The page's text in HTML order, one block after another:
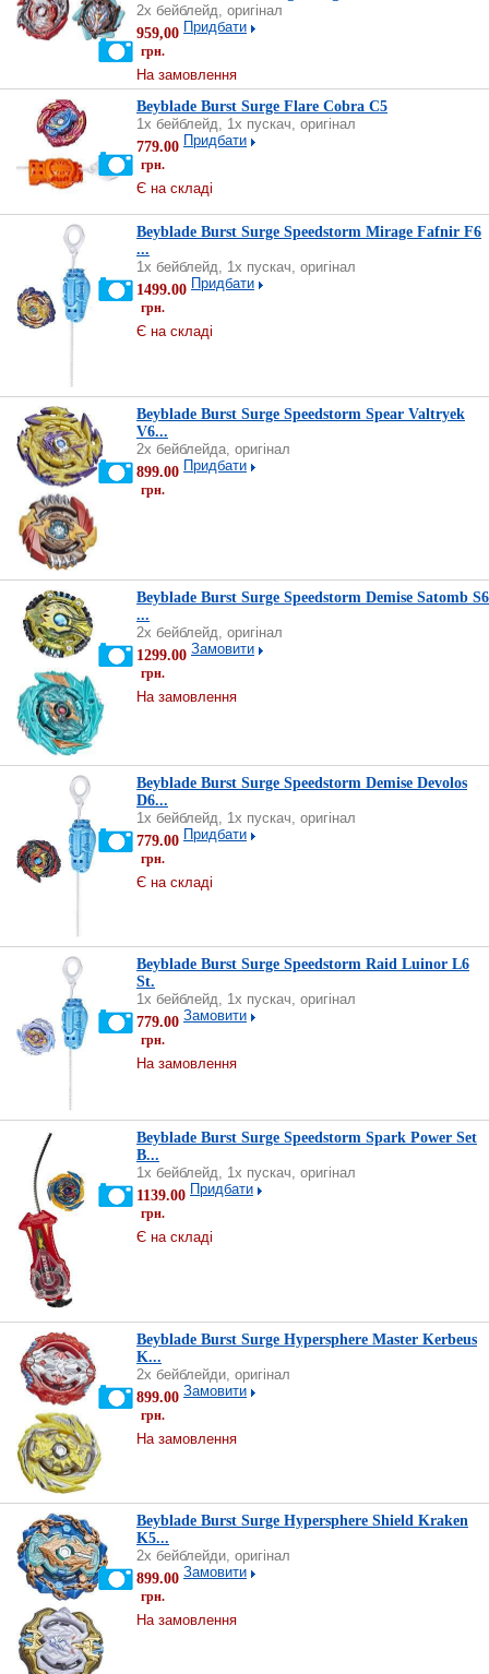
2х бейблейд, оригінал
959,00
грн.
Придбати
На замовлення
Beyblade Burst Surge Flare Cobra C5
1х бейблейд, 1х пускач, оригінал
779.00
грн.
Придбати
Є на складі
Beyblade Burst Surge Speedstorm Mirage Fafnir F6
...
1х бейблейд, 1х пускач, оригінал
1499.00
грн.
Придбати
Є на складі
Beyblade Burst Surge Speedstorm Spear Valtryek
V6...
2х бейблейда, оригінал
899.00
грн.
Придбати
Beyblade Burst Surge Speedstorm Demise Satomb S6
...
2х бейблейд, оригінал
1299.00
грн.
Замовити
На замовлення
Beyblade Burst Surge Speedstorm Demise Devolos
D6...
1х бейблейд, 1х пускач, оригінал
779.00
грн.
Придбати
Є на складі
Beyblade Burst Surge Speedstorm Raid Luinor L6
St.
1х бейблейд, 1х пускач, оригінал
779.00
грн.
Замовити
На замовлення
Beyblade Burst Surge Speedstorm Spark Power Set
B...
1х бейблейд, 1х пускач, оригінал
1139.00
грн.
Придбати
Є на складі
Beyblade Burst Surge Hypersphere Master Kerbeus
K...
2х бейблейди, оригінал
899.00
грн.
Замовити
На замовлення
Beyblade Burst Surge Hypersphere Shield Kraken
K5...
2х бейблейди, оригінал
899.00
грн.
Замовити
На замовлення